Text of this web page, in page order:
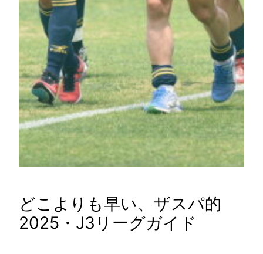
どこよりも早い、ザスパ的
2025・J3リーグガイド